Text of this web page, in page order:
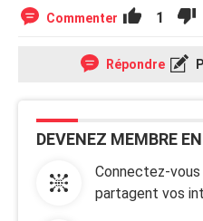
Commenter 1
Répondre
DEVENEZ MEMBRE
Connectez-
partagent vos